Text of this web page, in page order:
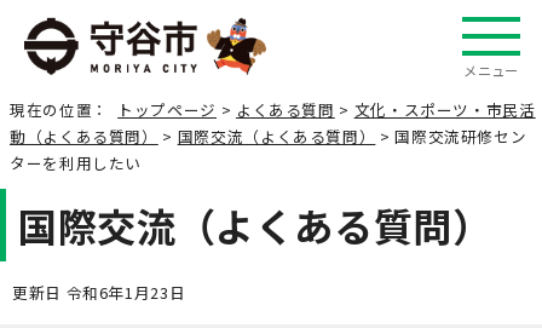
メニュー
現在の位置： トップページ > よくある質問 > 文化・スポーツ・市民活
動（よくある質問）
> 国際交流（よくある質問）
> 国際交流研修セン
ターを利用したい
国際交流（よくある質問）
更新日 令和6年1月23日